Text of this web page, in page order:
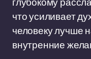
что усиливает
человеку лучше
внутренние